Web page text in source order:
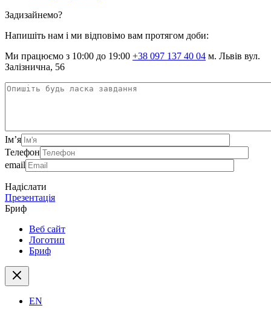
Задизайнемо?
Напишіть нам і ми відповімо вам протягом доби:
Ми працюємо з 10:00 до 19:00 +38 097 137 40 04 м. Львів вул.
Залізнична, 56
Ім’я
Телефон
email
Надіслати
Презентація
Бриф
Веб сайт
Логотип
Бриф
EN